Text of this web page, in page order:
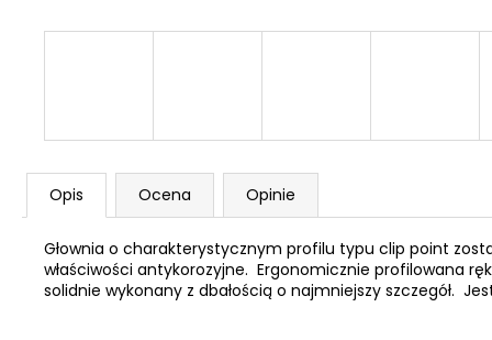
Opis Ocena Opinie
Głownia o charakterystycznym profilu typu clip point
właściwości antykorozyjne. Ergonomicznie profilowana
solidnie wykonany z dbałością o najmniejszy szczegół.